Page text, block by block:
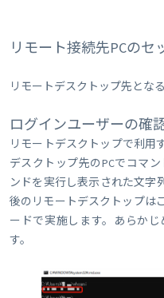
リモート接続先PCのセ
リモートデスクトップ先とな
ログインユーザーの確
リモートデスクトップで利用
デスクトップ先のPCでコマ
ンドを実行し表示された文字
後のリモートデスクトップは
ードで実施します。あらか
す。